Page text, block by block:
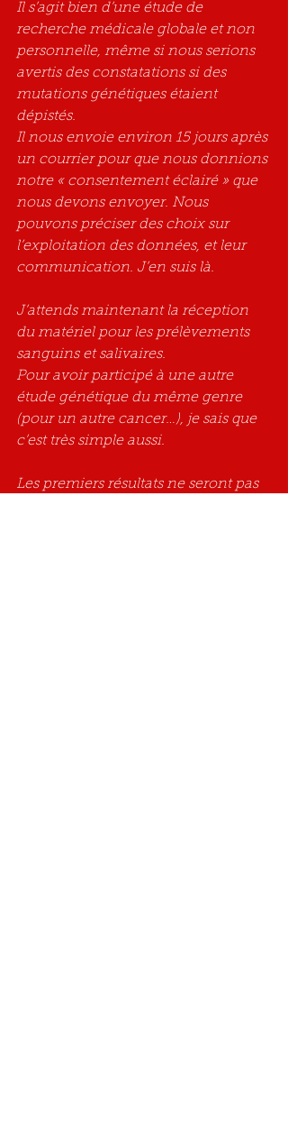
Il s’agit bien d’une étude de
recherche médicale globale et non
personnelle, même si nous serions
avertis des constatations si des
mutations génétiques étaient
dépistés.
Il nous envoie environ 15 jours après
un courrier pour que nous donnions
notre « consentement éclairé » que
nous devons envoyer. Nous
pouvons préciser des choix sur
l’exploitation des données, et leur
communication. J’en suis là.
J’attends maintenant la réception
du matériel pour les prélèvements
sanguins et salivaires.
Pour avoir participé à une autre
étude génétique du même genre
(pour un autre cancer…), je sais que
c’est très simple aussi.
Les premiers résultats ne seront pas